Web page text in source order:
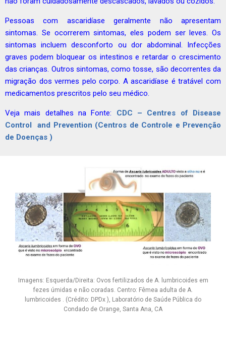
Pessoas com ascaridíase geralmente não apresentam
sintomas. Se ocorrerem sintomas, eles podem ser leves. Os
sintomas incluem desconforto ou dor abdominal. Infecções
graves podem bloquear os intestinos e retardar o crescimento
das crianças. Outros sintomas, como tosse, são decorrentes da
migração dos vermes pelo corpo. A ascaridíase é tratável com
medicamentos prescritos pelo seu médico.
Veja mais detalhes na Fonte: CDC – Centres of Disease
Control and Prevention (Centros de Controle e Prevenção
de Doenças )
Imagens: Esquerda/Direita: Ovos fertilizados de A. lumbricoides em
fezes úmidas e não coradas. Centro: Fêmea adulta de A.
lumbricoides . (Crédito: DPDx ), Laboratório de Saúde Pública do
Condado de Orange, Santa Ana, CA